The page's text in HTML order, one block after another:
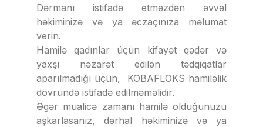
Dərmanı istifadə etməzdən əvvəl
həkiminizə və ya əczaçınıza məlumat
verin.
Hamilə qadınlar üçün kifayət qədər və
yaxşı nəzarət edilən tədqiqatlar
aparılmadığı üçün, KOBAFLOKS hamiləlik
dövründə istifadə edilməməlidir.
Əgər müalicə zamanı hamilə olduğunuzu
aşkarlasanız, dərhal həkiminizə və ya